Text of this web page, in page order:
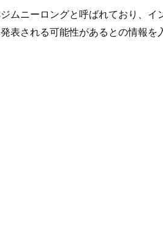
ムニーロングと呼ばれており、
表される可能性があるとの情報を